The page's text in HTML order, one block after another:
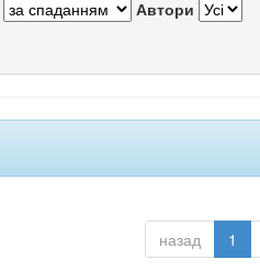
Автори
назад 1